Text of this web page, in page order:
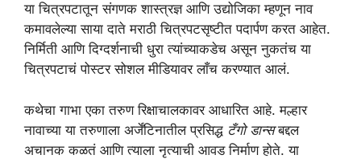
या चित्रपटातून संगणक शास्त्रज्ञ आणि उद्योजिका म्हणून नाव
कमावलेल्या साया दाते मराठी चित्रपटसृष्टीत पदार्पण करत आहेत.
निर्मिती आणि दिग्दर्शनाची धुरा त्यांच्याकडेच असून नुकतंच या
चित्रपटाचं पोस्टर सोशल मीडियावर लाँच करण्यात आलं.
कथेचा गाभा एका तरुण रिक्षाचालकावर आधारित आहे. मल्हार
नावाच्या या तरुणाला अर्जेंटिनातील प्रसिद्ध टँगो डान्सबद्दल
अचानक कळतं आणि त्याला नृत्याची आवड निर्माण होते. या